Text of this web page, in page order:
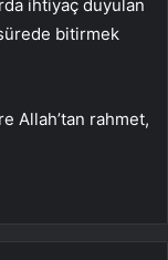
ihtiyaç duyulan
bitirmek
Allah’tan rahmet,